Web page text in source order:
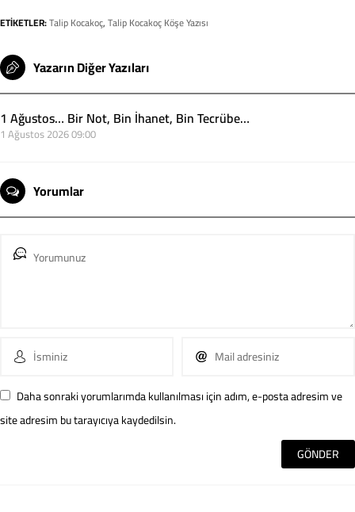
ETİKETLER:Talip Kocakoç,Talip Kocakoç Köşe Yazısı
Yazarın Diğer Yazıları
1 Ağustos… Bir Not, Bin İhanet, Bin Tecrübe…
1 Ağustos 2026 09:00
Yorumlar
Daha sonraki yorumlarımda kullanılması için adım, e-posta adresim ve
site adresim bu tarayıcıya kaydedilsin.